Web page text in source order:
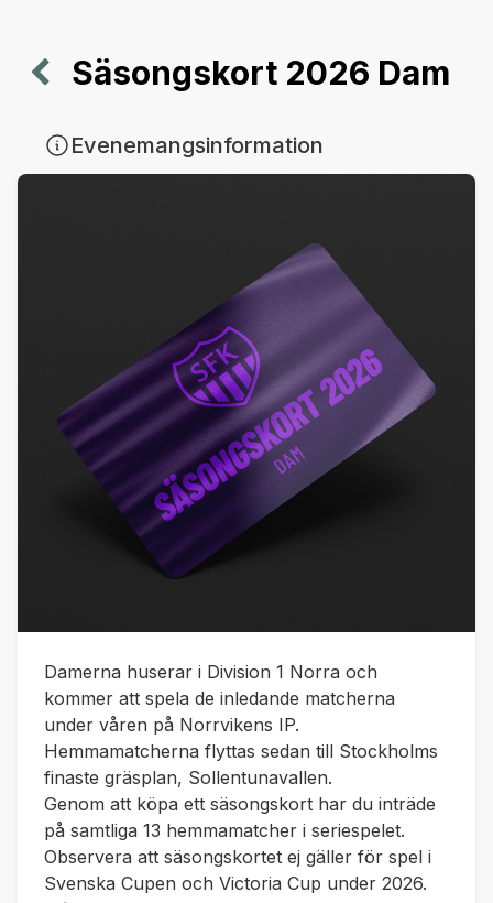
Säsongskort 2026 Dam
Evenemangsinformation
Damerna huserar i Division 1 Norra och
kommer att spela de inledande matcherna
under våren på Norrvikens IP.
Hemmamatcherna flyttas sedan till Stockholms
finaste gräsplan, Sollentunavallen.
Genom att köpa ett säsongskort har du inträde
på samtliga 13 hemmamatcher i seriespelet.
Observera att säsongskortet ej gäller för spel i
Svenska Cupen och Victoria Cup under 2026.